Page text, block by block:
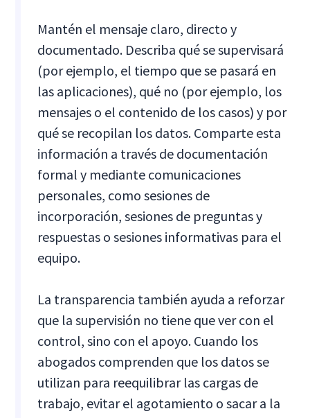
Mantén el mensaje claro, directo y
documentado. Describa qué se supervisará
(por ejemplo, el tiempo que se pasará en
las aplicaciones), qué no (por ejemplo, los
mensajes o el contenido de los casos) y por
qué se recopilan los datos. Comparte esta
información a través de documentación
formal y mediante comunicaciones
personales, como sesiones de
incorporación, sesiones de preguntas y
respuestas o sesiones informativas para el
equipo.
La transparencia también ayuda a reforzar
que la supervisión no tiene que ver con el
control, sino con el apoyo. Cuando los
abogados comprenden que los datos se
utilizan para reequilibrar las cargas de
trabajo, evitar el agotamiento o sacar a la